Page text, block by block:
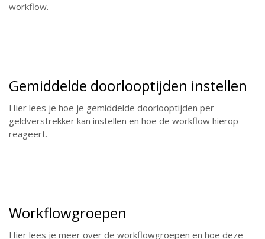
workflow.
Gemiddelde doorlooptijden instellen
Hier lees je hoe je gemiddelde doorlooptijden per
geldverstrekker kan instellen en hoe de workflow hierop
reageert.
Workflowgroepen
Hier lees je meer over de workflowgroepen en hoe deze